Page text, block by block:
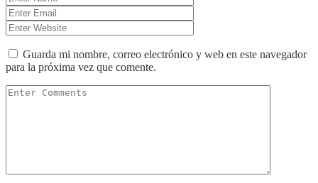
Guarda mi nombre, correo electrónico y web en este navegador
para la próxima vez que comente.